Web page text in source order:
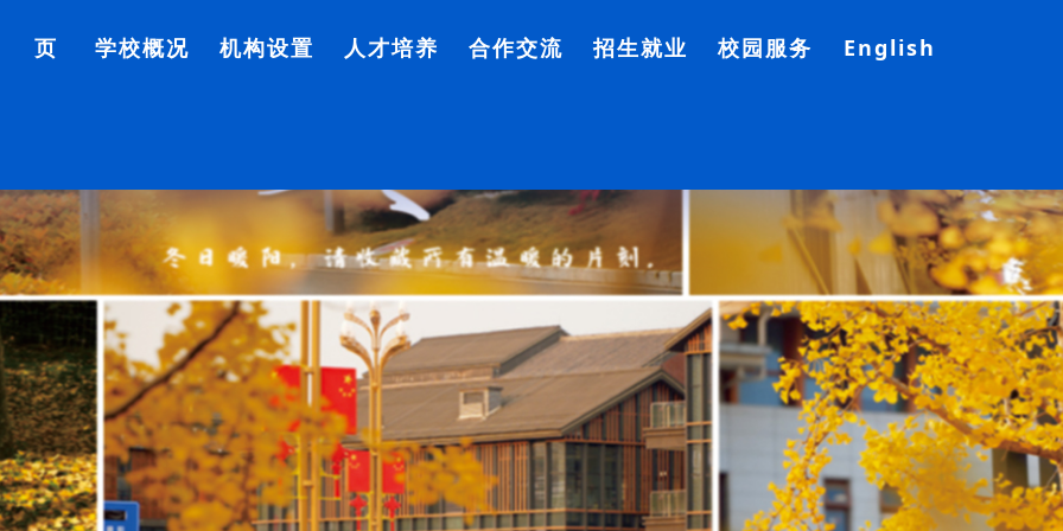
页 学校概况 机构设置 人才培养 合作交流 招生就业 校园服务 English